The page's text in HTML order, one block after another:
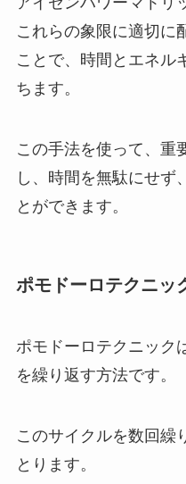
これらの象限に適切に
ことで、時間とエネル
ちます。
この手法を使って、重
し、時間を無駄にせず
とができます。
ポモドーロテクニッ
ポモドーロテクニック
を繰り返す方法です。
このサイクルを数回繰
とります。